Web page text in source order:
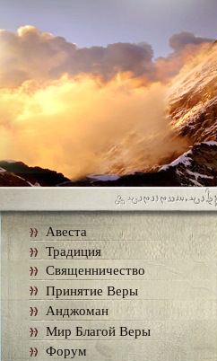
Авеста
Традиция
Священничество
Принятие Веры
Анджоман
Мир Благой Веры
Форум